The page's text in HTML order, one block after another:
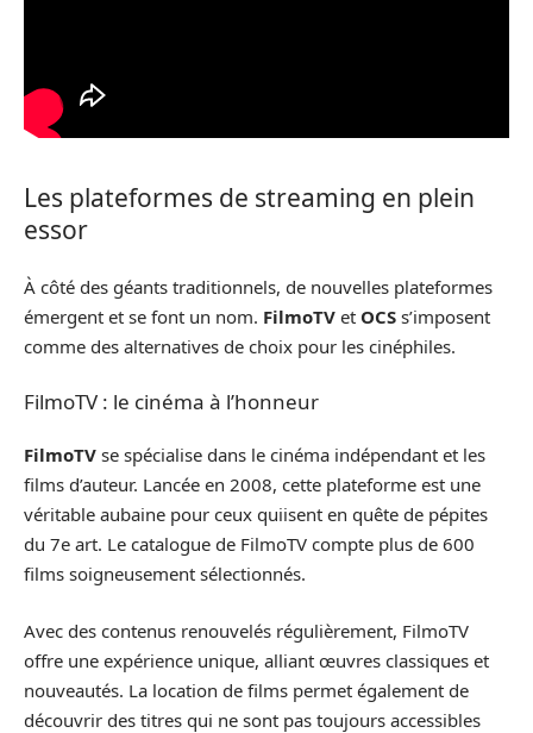
Les plateformes de streaming en plein
essor
À côté des géants traditionnels, de nouvelles plateformes
émergent et se font un nom. FilmoTV et OCS s’imposent
comme des alternatives de choix pour les cinéphiles.
FilmoTV : le cinéma à l’honneur
FilmoTV se spécialise dans le cinéma indépendant et les
films d’auteur. Lancée en 2008, cette plateforme est une
véritable aubaine pour ceux quiisent en quête de pépites
du 7e art. Le catalogue de FilmoTV compte plus de 600
films soigneusement sélectionnés.
Avec des contenus renouvelés régulièrement, FilmoTV
offre une expérience unique, alliant œuvres classiques et
nouveautés. La location de films permet également de
découvrir des titres qui ne sont pas toujours accessibles